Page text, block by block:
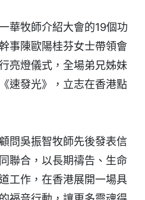
華牧師介紹大會的19個功
事陳歐陽桂芬女士帶領會
亮燈儀式，全場弟兄姊妹
速發光》，立志在香港點
問吳振智牧師先後發表信
聯合，以長期禱告、生命
工作，在香港展開一場具